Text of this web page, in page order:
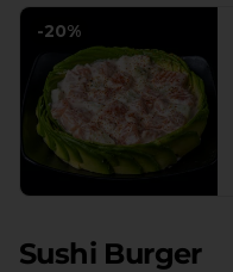
-20%
Sushi Burger